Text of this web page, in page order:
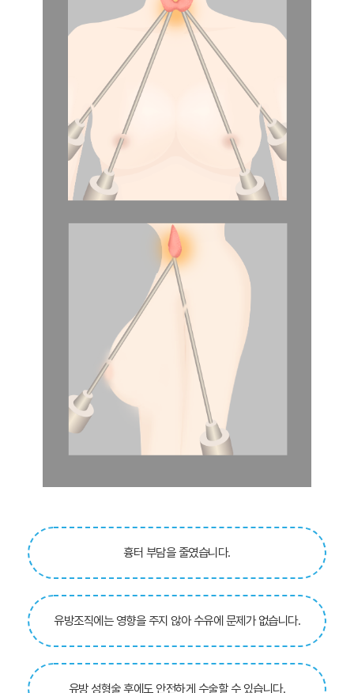
흉터 부담을 줄였습니다.
유방조직에는 영향을 주지 않아 수유에 문제가 없습니다.
유방 성형술 후에도 안전하게 수술할 수 있습니다.